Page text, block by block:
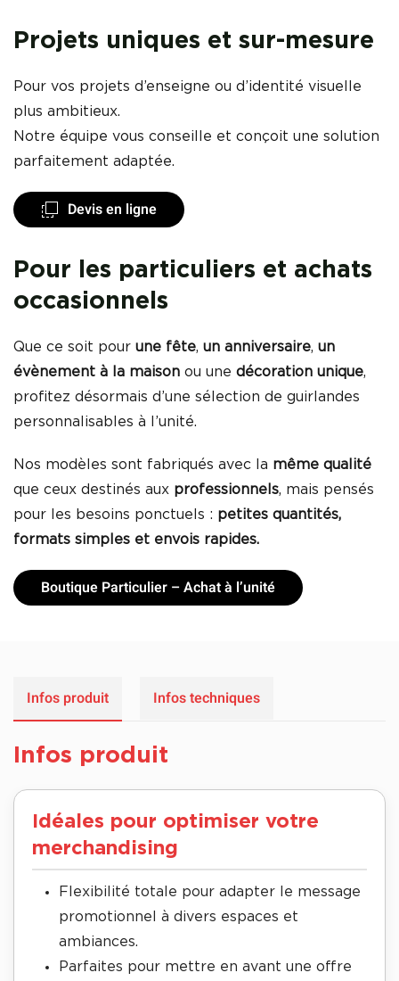
Projets uniques et sur-mesure
Pour vos projets d’enseigne ou d’identité visuelle
plus ambitieux.
Notre équipe vous conseille et conçoit une solution
parfaitement adaptée.
Devis en ligne
Pour les particuliers et achats
occasionnels
Que ce soit pour une fête, un anniversaire, un
évènement à la maison ou une décoration unique,
profitez désormais d’une sélection de guirlandes
personnalisables à l’unité.
Nos modèles sont fabriqués avec la même qualité
que ceux destinés aux professionnels, mais pensés
pour les besoins ponctuels : petites quantités,
formats simples et envois rapides.
Boutique Particulier – Achat à l’unité
Infos produit Infos techniques
Infos produit
Idéales pour optimiser votre
merchandising
Flexibilité totale pour adapter le message
promotionnel à divers espaces et
ambiances.
Parfaites pour mettre en avant une offre